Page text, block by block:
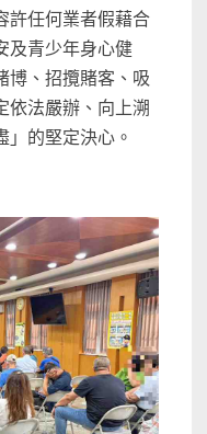
許任何業者假藉合
及青少年身心健
博、招攬賭客、吸
依法嚴辦、向上溯
」的堅定決心。